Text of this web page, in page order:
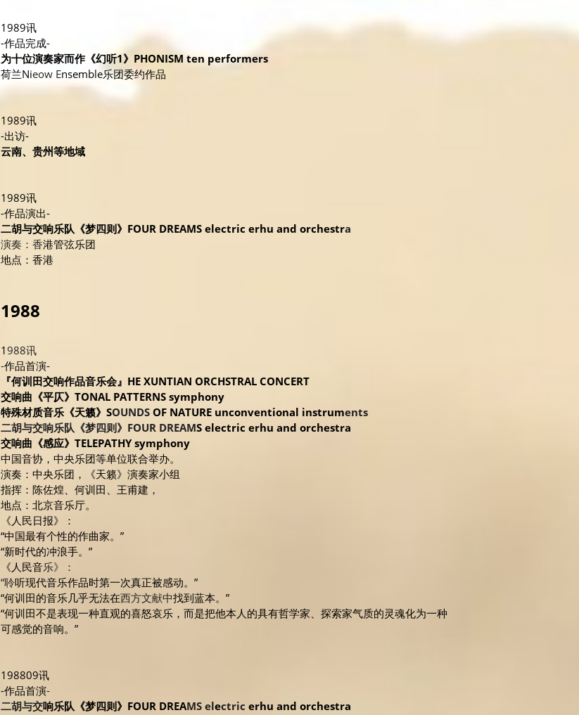
1989讯
-作品完成-
为十位演奏家而作《幻听1》PHONISM ten performers
荷兰Nieow Ensemble乐团委约作品
1989讯
-出访-
云南、贵州等地域
1989讯
-作品演出-
二胡与交响乐队《梦四则》FOUR DREAMS electric erhu and orchestra
演奏：香港管弦乐团
地点：香港
1988
1988讯
-作品首演-
『何训田交响作品音乐会』HE XUNTIAN ORCHSTRAL CONCERT
交响曲《平仄》TONAL PATTERNS symphony
特殊材质音乐《天籁》SOUNDS OF NATURE unconventional instruments
二胡与交响乐队《梦四则》FOUR DREAMS electric erhu and orchestra
交响曲《感应》TELEPATHY symphony
中国音协，中央乐团等单位联合举办。
演奏：中央乐团，《天籁》演奏家小组
指挥：陈佐煌、何训田、王甫建，
地点：北京音乐厅。
《人民日报》：
“中国最有个性的作曲家。”
“新时代的冲浪手。”
《人民音乐》：
“聆听现代音乐作品时第一次真正被感动。”
“何训田的音乐几乎无法在西方文献中找到蓝本。”
“何训田不是表现一种直观的喜怒哀乐，而是把他本人的具有哲学家、探索家气质的灵魂化为一种
可感觉的音响。”
198809讯
-作品首演-
二胡与交响乐队《梦四则》FOUR DREAMS electric erhu and orchestra